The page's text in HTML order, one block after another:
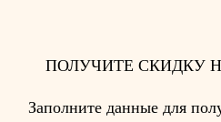
ПОЛУЧИТЕ СКИДКУ
Заполните данные для